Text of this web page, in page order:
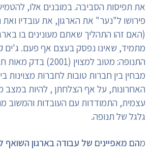
את תפיסות הסביבה. במובנים אלו,
פירושו ל"נער" את הארגון, את עובדיו
(האם זהו התהליך שאתם מעונינים בו
מתמיד, שאינו נפסק בעצם אף פעם. ג'ים
התנופה: מטוב למצוין
מבחין בין חברות טובות לחברות מצוינות
האחרונות, על אף הצלחתן , להיות במצב
עצמית, התמודדות עם העובדות והמשוב
גלגל של תנופה.
מהם מאפיינים של עבודה בארגון השואף